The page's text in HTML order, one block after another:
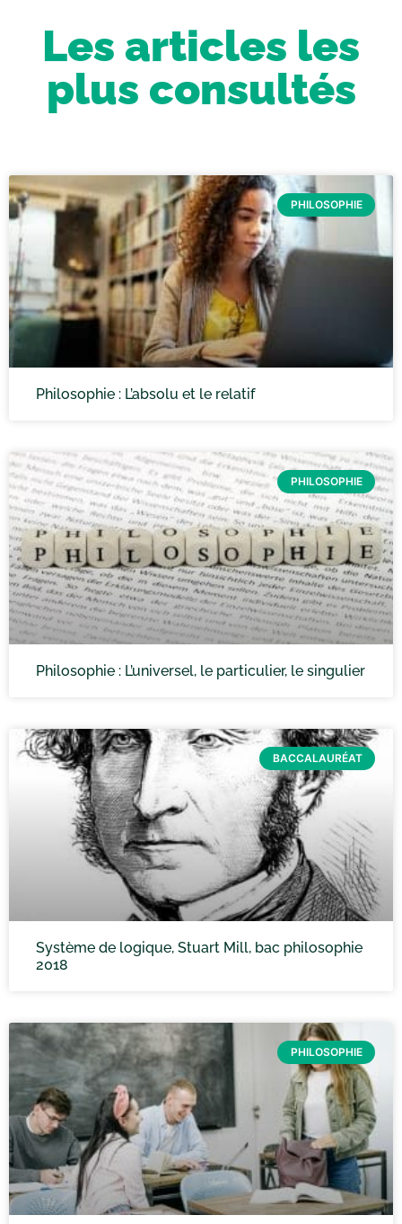
Les articles les
plus consultés
PHILOSOPHIE
Philosophie : L’absolu et le relatif
PHILOSOPHIE
Philosophie : L’universel, le particulier, le singulier
BACCALAURÉAT
Système de logique, Stuart Mill, bac philosophie
2018
PHILOSOPHIE